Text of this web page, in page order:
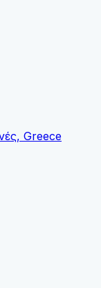
Greece